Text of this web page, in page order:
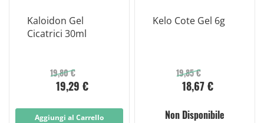
Kaloidon Gel
Cicatrici 30ml
19,80 €
19,29 €
Aggiungi al Carrello
Kelo Cote Gel 6g
19,85 €
18,67 €
Non Disponibile